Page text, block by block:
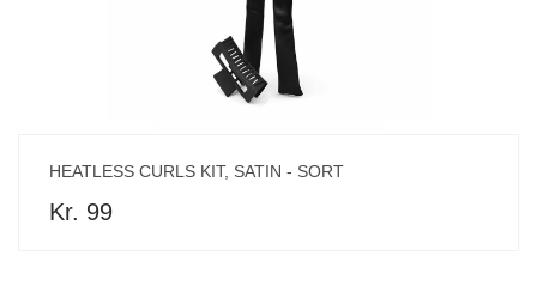
HEATLESS CURLS KIT, SATIN - SORT
Kr. 99